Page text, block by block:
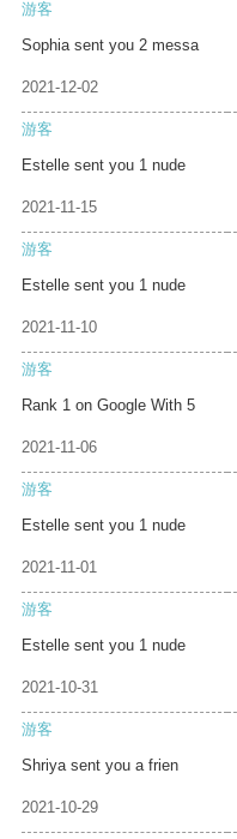
游客
Sophia sent you 2 messa
2021-12-02
游客
Estelle sent you 1 nude
2021-11-15
游客
Estelle sent you 1 nude
2021-11-10
游客
Rank 1 on Google With 5
2021-11-06
游客
Estelle sent you 1 nude
2021-11-01
游客
Estelle sent you 1 nude
2021-10-31
游客
Shriya sent you a frien
2021-10-29